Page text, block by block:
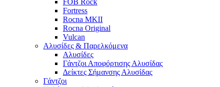
FOB Rock
Fortress
Rocna MKII
Rocna Original
Vulcan
Αλυσίδες & Παρελκόμενα
Αλυσίδες
Γάντζοι Αποφόρτισης Αλυσίδας
Δείκτες Σήμανσης Αλυσίδας
Γάντζοι